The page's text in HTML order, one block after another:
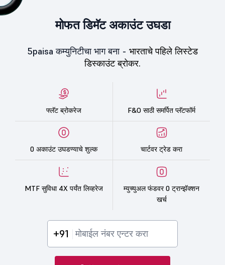
मोफत डिमॅट अकाउंट उघडा
5paisa कम्युनिटीचा भाग बना - भारताचे पहिले लिस्टेड
डिस्काउंट ब्रोकर.
फ्लॅट ब्रोकरेज F&O साठी समर्पित प्लॅटफॉर्म
0 अकाउंट उघडण्याचे शुल्क चार्टवर ट्रेड करा
MTF सुविधा 4X पर्यंत लिव्हरेज
म्युच्युअल फंडवर 0 ट्रान्झॅक्शन
खर्च
+91